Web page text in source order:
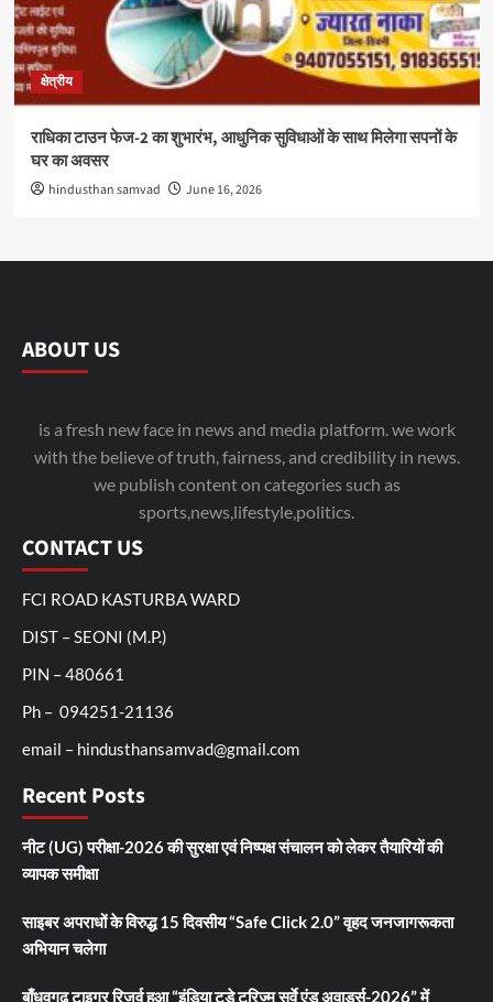
क्षेत्रीय
राधिका टाउन फेज-2 का शुभारंभ, आधुनिक सुविधाओं के साथ मिलेगा सपनों के
घर का अवसर
hindusthan samvad June 16, 2026
ABOUT US
is a fresh new face in news and media platform. we work
with the believe of truth, fairness, and credibility in news.
we publish content on categories such as
sports,news,lifestyle,politics.
CONTACT US
FCI ROAD KASTURBA WARD
DIST – SEONI (M.P.)
PIN – 480661
Ph – 094251-21136
email – hindusthansamvad@gmail.com
Recent Posts
नीट (UG) परीक्षा-2026 की सुरक्षा एवं निष्पक्ष संचालन को लेकर तैयारियों की
व्यापक समीक्षा
साइबर अपराधों के विरुद्ध 15 दिवसीय “Safe Click 2.0” वृहद जनजागरूकता
अभियान चलेगा
बाँधवगढ़ टाइगर रिजर्व हुआ “इंडिया टुडे टूरिज्म सर्वे एंड अवार्ड्स-2026” में